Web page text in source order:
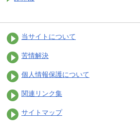
当サイトについて
苦情解決
個人情報保護について
関連リンク集
サイトマップ